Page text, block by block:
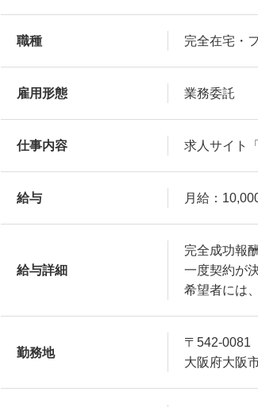
職種 完全在宅・
雇用形態 業務委託
仕事内容 求人サイト
給与 月給：
給与詳細
完全成功報
一度契約が
希望者には
勤務地
〒542-0081
大阪府大阪